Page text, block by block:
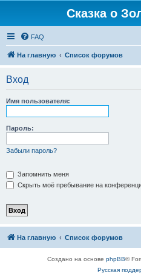
Сказка о
FAQ
На главную Список форумов
Вход
Имя пользователя:
Пароль:
Забыли пароль?
Запомнить меня
Скрыть моё пребывание на
На главную Список форумов
Создано на основе phpBB®
Русская